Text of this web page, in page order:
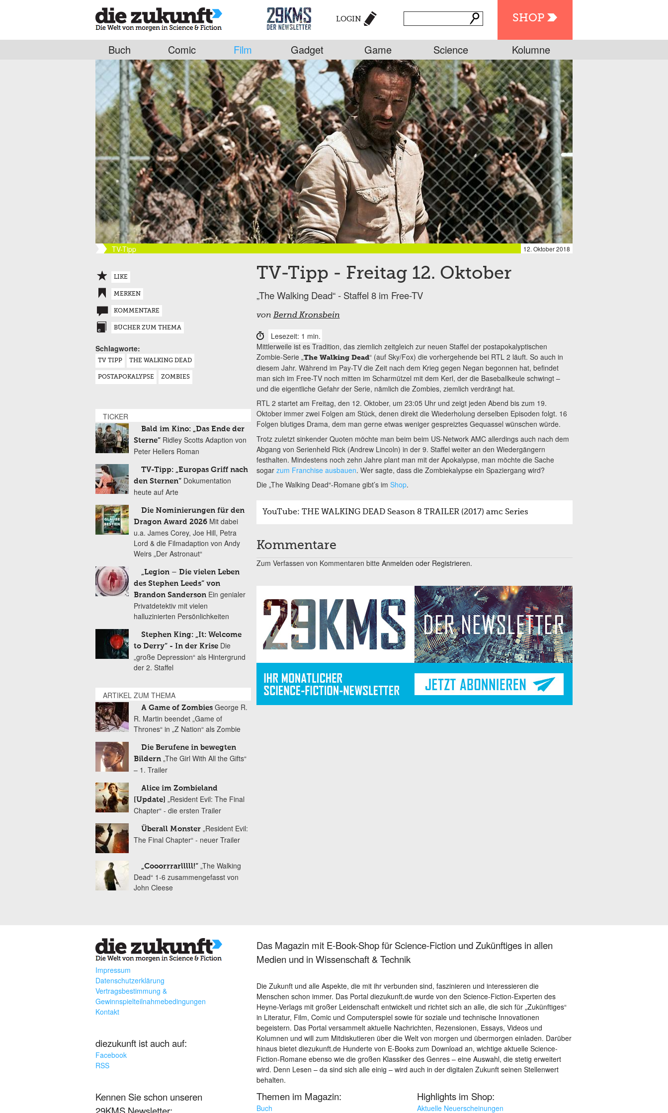
SHOP
LOGIN
Buch Comic Film Gadget Game Science Kolumne
TV-Tipp 12. Oktober 2018
TV-Tipp - Freitag 12. Oktober
„The Walking Dead“ - Staffel 8 im Free-TV
von Bernd Kronsbein
Lesezeit: 1 min.
Mittlerweile ist es Tradition, das ziemlich zeitgleich zur neuen Staffel der postapokalyptischen
Zombie-Serie „The Walking Dead“ (auf Sky/Fox) die vorhergehende bei RTL 2 läuft. So auch in
diesem Jahr. Während im Pay-TV die Zeit nach dem Krieg gegen Negan begonnen hat, befindet
man sich im Free-TV noch mitten im Scharmützel mit dem Kerl, der die Baseballkeule schwingt –
und die eigentliche Gefahr der Serie, nämlich die Zombies, ziemlich verdrängt hat.
RTL 2 startet am Freitag, den 12. Oktober, um 23:05 Uhr und zeigt jeden Abend bis zum 19.
Oktober immer zwei Folgen am Stück, denen direkt die Wiederholung derselben Episoden folgt. 16
Folgen blutiges Drama, dem man gerne etwas weniger gespreiztes Gequassel wünschen würde.
Trotz zuletzt sinkender Quoten möchte man beim beim US-Network AMC allerdings auch nach dem
Abgang von Serienheld Rick (Andrew Lincoln) in der 9. Staffel weiter an den Wiedergängern
festhalten. Mindestens noch zehn Jahre plant man mit der Apokalypse, man möchte die Sache
sogar zum Franchise ausbauen. Wer sagte, dass die Zombiekalypse ein Spaziergang wird?
Die „The Walking Dead“-Romane gibt’s im Shop.
YouTube: THE WALKING DEAD Season 8 TRAILER (2017) amc Series
Kommentare
Zum Verfassen von Kommentaren bitte Anmelden oder Registrieren.
LIKE
MERKEN
KOMMENTARE
BÜCHER ZUM THEMA
Schlagworte:
TV TIPP THE WALKING DEAD
POSTAPOKALYPSE ZOMBIES
TICKER
Bald im Kino: „Das Ende der
Sterne“ Ridley Scotts Adaption von
Peter Hellers Roman
TV-Tipp: „Europas Griff nach
den Sternen“ Dokumentation
heute auf Arte
Die Nominierungen für den
Dragon Award 2026 Mit dabei
u.a. James Corey, Joe Hill, Petra
Lord & die Filmadaption von Andy
Weirs „Der Astronaut“
„Legion – Die vielen Leben
des Stephen Leeds“ von
Brandon Sanderson Ein genialer
Privatdetektiv mit vielen
halluzinierten Persönlichkeiten
Stephen King: „It: Welcome
to Derry“ - In der Krise Die
„große Depression“ als Hintergrund
der 2. Staffel
ARTIKEL ZUM THEMA
A Game of Zombies George R.
R. Martin beendet „Game of
Thrones“ in „Z Nation“ als Zombie
Die Berufene in bewegten
Bildern „The Girl With All the Gifts“
– 1. Trailer
Alice im Zombieland
[Update] „Resident Evil: The Final
Chapter“ - die ersten Trailer
Überall Monster „Resident Evil:
The Final Chapter“ - neuer Trailer
„Cooorrrarlllll!“ „The Walking
Dead“ 1-6 zusammengefasst von
John Cleese
Impressum
Datenschutzerklärung
Vertragsbestimmung &
Gewinnspielteilnahmebedingungen
Kontakt
diezukunft ist auch auf:
Facebook
RSS
Kennen Sie schon unseren
Das Magazin mit E-Book-Shop für Science-Fiction und Zukünftiges in allen
Medien und in Wissenschaft & Technik
Die Zukunft und alle Aspekte, die mit ihr verbunden sind, faszinieren und interessieren die
Menschen schon immer. Das Portal diezukunft.de wurde von den Science-Fiction-Experten des
Heyne-Verlags mit großer Leidenschaft entwickelt und richtet sich an alle, die sich für „Zukünftiges“
in Literatur, Film, Comic und Computerspiel sowie für soziale und technische Innovationen
begeistern. Das Portal versammelt aktuelle Nachrichten, Rezensionen, Essays, Videos und
Kolumnen und will zum Mitdiskutieren über die Welt von morgen und übermorgen einladen. Darüber
hinaus bietet diezukunft.de Hunderte von E-Books zum Download an, wichtige aktuelle Science-
Fiction-Romane ebenso wie die großen Klassiker des Genres – eine Auswahl, die stetig erweitert
wird. Denn Lesen – da sind sich alle einig – wird auch in der digitalen Zukunft seinen Stellenwert
behalten.
Themen im Magazin:
Buch
Highlights im Shop:
Aktuelle Neuerscheinungen